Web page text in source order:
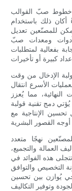
خطوط صبّ القوالب
أكان ذلك باستخدام
للمصنّعين تعديل
ومعدات صبّ
بفعالية لمتطلبات
الإدخال من وقت
الأسرع انتقال
مما يُعزز
دمج تقنية قولبة
الإنتاجية مع
نهجًا متعدد
العمالة والتجميع،
هذه الفوائد في
التخصيص والتوافق
يُوازن بين تحسين